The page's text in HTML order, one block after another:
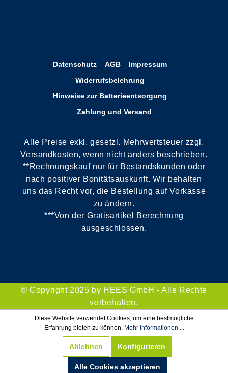
Datenschutz AGB
Impressum
Widerrufsbelehrung
Hinweise zur Batterieentsorgung
Zahlung und Versand
Alle Preise exkl. gesetzl. Mehrwertsteuer zzgl.
Versandkosten, wenn nicht anders beschrieben.
**Rechnungskauf nur für Bestandskunden oder
nach positiver Bonitätsauskunft. Wir behalten
uns das Recht vor, die Bestellung auf Vorkasse
zu ändern.
***Von der Gratisartikel Berechnung
ausgeschlossen.
© Copyright 2025 by HEES GmbH - Alle Rechte
vorbehalten.
Diese Website verwendet Cookies, um eine bestmögliche
Erfahrung bieten zu können. Mehr Informationen ...
Ablehnen Konfigurieren
Alle Cookies akzeptieren